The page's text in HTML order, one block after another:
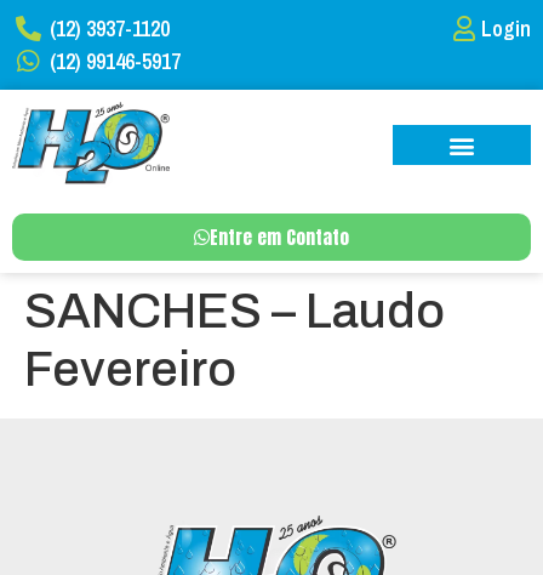
(12) 3937-1120
(12) 99146-5917
Login
Entre em Contato
SANCHES – Laudo
Fevereiro